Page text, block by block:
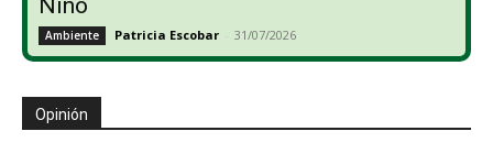
Niño
Ambiente Patricia Escobar - 31/07/2026
Opinión